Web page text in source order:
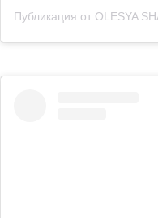
Публикация от OLESYA